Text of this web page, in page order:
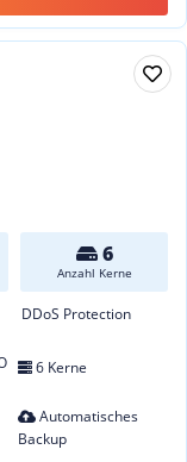
6
Anzahl Kerne
DDoS Protection
6 Kerne
Automatisches
Backup